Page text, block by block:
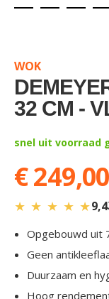
beginning
of
the
images
WOK
32 CM -
snel uit voorraad
€ 249,00
★ ★ ★ ★ ★9,4
Opgebouwd uit
Geen
Duurzaam en
Hoog